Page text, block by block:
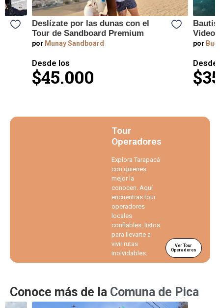
Deslízate por las dunas con el
Tour de Sandboard Premium
por Munay Sandboard
Desde los
$45.000
Videos
por
Desde
Tour
Operadores
Explora Tarapacá
con quienes
mejor la
conocen. Aquí
encuentras tour
operadores
locales
confiables, listos
para llevarte a
vivir rutas
inolvidables.
Ver Tour
Operadores
Conoce más de la Comuna de Pica